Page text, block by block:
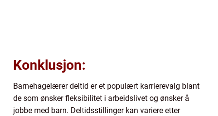
Konklusjon:
Barnehagelærer deltid er et populært karrierevalg blant
de som ønsker fleksibilitet i arbeidslivet og ønsker å
jobbe med barn. Deltidsstillinger kan variere etter